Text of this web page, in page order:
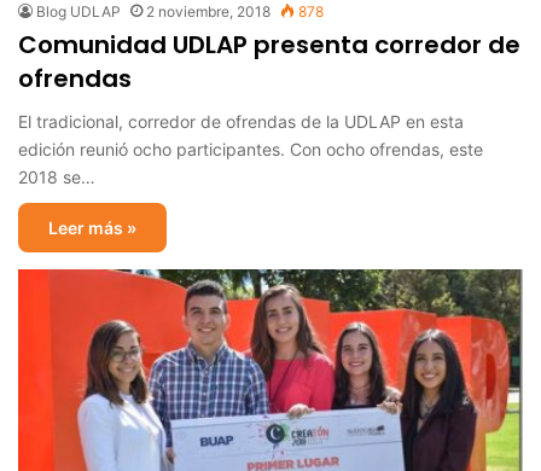
Blog UDLAP 2 noviembre, 2018 878
Comunidad UDLAP presenta corredor de
ofrendas
El tradicional, corredor de ofrendas de la UDLAP en esta
edición reunió ocho participantes. Con ocho ofrendas, este
2018 se…
Leer más »